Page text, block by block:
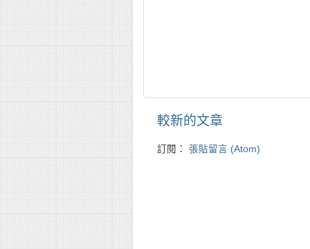
較新的文章
訂閱： 張貼留言 (Atom)